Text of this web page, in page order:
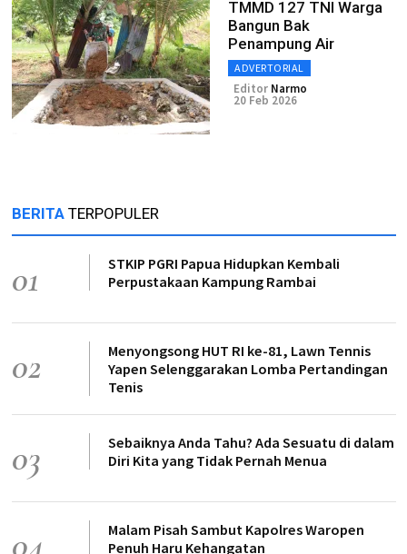
TMMD 127 TNI Warga
Bangun Bak
Penampung Air
ADVERTORIAL
Editor Narmo
20 Feb 2026
BERITA TERPOPULER
01
STKIP PGRI Papua Hidupkan Kembali
Perpustakaan Kampung Rambai
02
Menyongsong HUT RI ke-81, Lawn Tennis
Yapen Selenggarakan Lomba Pertandingan
Tenis
03
Sebaiknya Anda Tahu? Ada Sesuatu di dalam
Diri Kita yang Tidak Pernah Menua
04
Malam Pisah Sambut Kapolres Waropen
Penuh Haru Kehangatan